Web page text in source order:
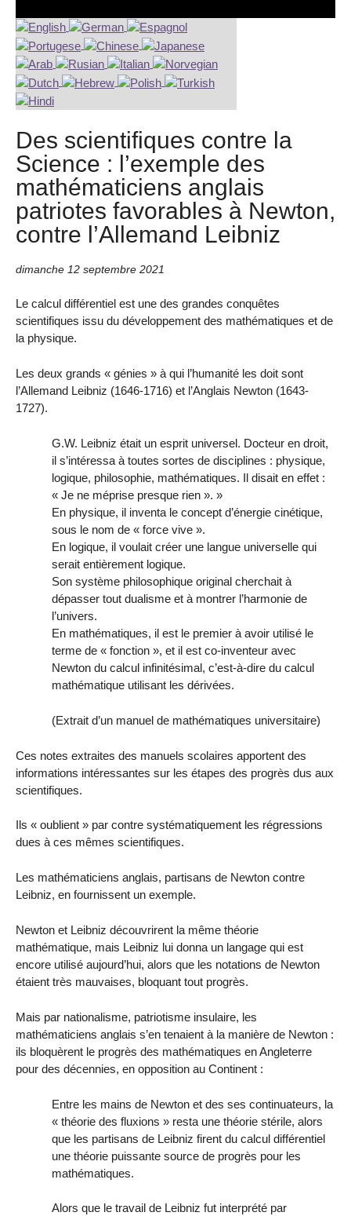
Des scientifiques contre la
Science : l’exemple des
mathématiciens anglais
patriotes favorables à Newton,
contre l’Allemand Leibniz
dimanche 12 septembre 2021
Le calcul différentiel est une des grandes conquêtes
scientifiques issu du développement des mathématiques et de
la physique.
Les deux grands « génies » à qui l’humanité les doit sont
l’Allemand Leibniz (1646-1716) et l’Anglais Newton (1643-
1727).
G.W. Leibniz était un esprit universel. Docteur en droit,
il s’intéressa à toutes sortes de disciplines : physique,
logique, philosophie, mathématiques. Il disait en effet :
« Je ne méprise presque rien ». »
En physique, il inventa le concept d’énergie cinétique,
sous le nom de « force vive ».
En logique, il voulait créer une langue universelle qui
serait entièrement logique.
Son système philosophique original cherchait à
dépasser tout dualisme et à montrer l’harmonie de
l’univers.
En mathématiques, il est le premier à avoir utilisé le
terme de « fonction », et il est co-inventeur avec
Newton du calcul infinitésimal, c’est-à-dire du calcul
mathématique utilisant les dérivées.
(Extrait d’un manuel de mathématiques universitaire)
Ces notes extraites des manuels scolaires apportent des
informations intéressantes sur les étapes des progrès dus aux
scientifiques.
Ils « oublient » par contre systématiquement les régressions
dues à ces mêmes scientifiques.
Les mathématiciens anglais, partisans de Newton contre
Leibniz, en fournissent un exemple.
Newton et Leibniz découvrirent la même théorie
mathématique, mais Leibniz lui donna un langage qui est
encore utilisé aujourd’hui, alors que les notations de Newton
étaient très mauvaises, bloquant tout progrès.
Mais par nationalisme, patriotisme insulaire, les
mathématiciens anglais s’en tenaient à la manière de Newton :
ils bloquèrent le progrès des mathématiques en Angleterre
pour des décennies, en opposition au Continent :
Entre les mains de Newton et des ses continuateurs, la
« théorie des fluxions » resta une théorie stérile, alors
que les partisans de Leibniz firent du calcul différentiel
une théorie puissante source de progrès pour les
mathématiques.
Alors que le travail de Leibniz fut interprété par